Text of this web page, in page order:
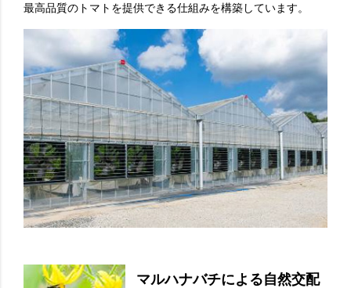
最高品質のトマトを提供できる仕組みを構築しています。
マルハナバチによる自然交配